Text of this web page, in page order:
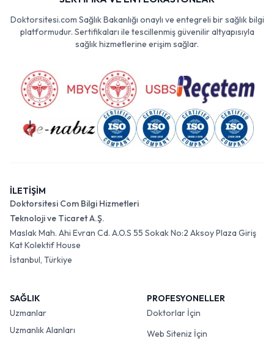
Doktorsitesi.com Sağlık Bakanlığı onaylı ve entegreli bir sağlık bilgi
platformudur. Sertifikaları ile tescillenmiş güvenilir altyapısıyla
sağlık hizmetlerine erişim sağlar.
İLETİŞİM
Doktorsitesi Com Bilgi Hizmetleri
Teknoloji ve Ticaret A.Ş.
Maslak Mah. Ahi Evran Cd. A.O.S 55 Sokak No:2 Aksoy Plaza Giriş
Kat Kolektif House
İstanbul, Türkiye
SAĞLIK
Uzmanlar
Uzmanlık Alanları
PROFESYONELLER
Doktorlar İçin
Web Siteniz İçin